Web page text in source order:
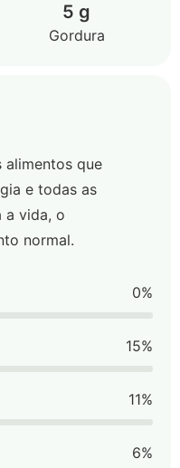
5 g
Gordura
alimentos que
e todas as
a vida, o
normal.
0%
15%
11%
6%